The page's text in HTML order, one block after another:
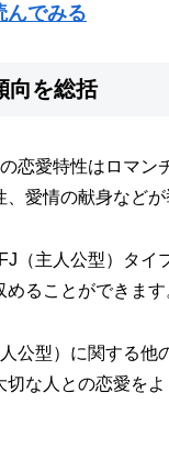
んでみる
向を総括
恋愛特性はロマン
愛情の献身などが
（主人公型）タイ
ることができます
公型）に関する他
切な人との恋愛を